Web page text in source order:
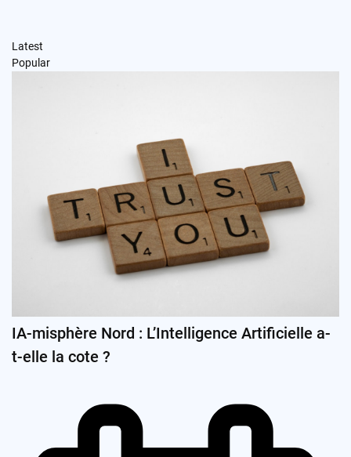
Latest
Popular
IA-misphère Nord : L’Intelligence Artificielle a-
t-elle la cote ?